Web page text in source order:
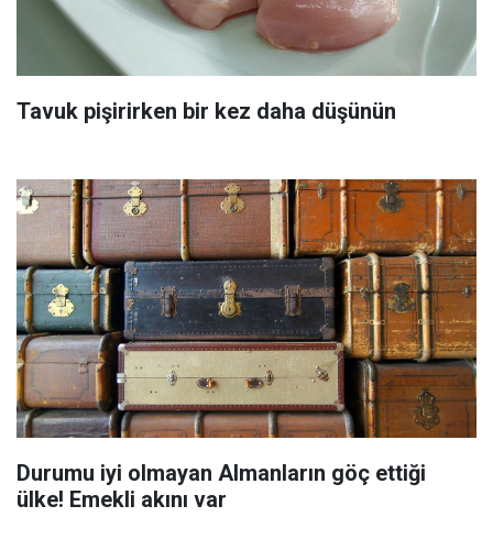
Tavuk pişirirken bir kez daha düşünün
Durumu iyi olmayan Almanların göç ettiği
ülke! Emekli akını var